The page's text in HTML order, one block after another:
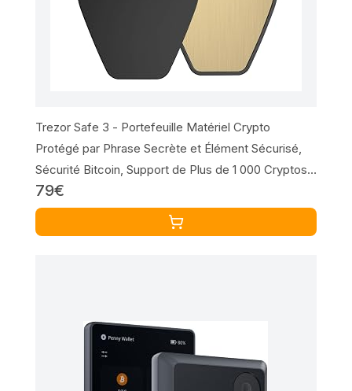
Trezor Safe 3 - Portefeuille Matériel Crypto
Protégé par Phrase Secrète et Élément Sécurisé,
Sécurité Bitcoin, Support de Plus de 1 000 Cryptos,
Interface Facile à Utiliser (Solar Gold)
79€